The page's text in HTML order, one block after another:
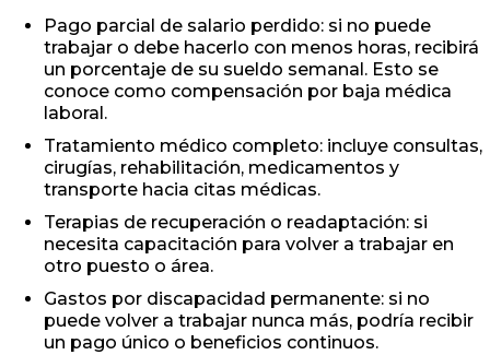
Pago parcial de salario perdido: si no puede
trabajar o debe hacerlo con menos horas, recibirá
un porcentaje de su sueldo semanal. Esto se
conoce como compensación por baja médica
laboral.
Tratamiento médico completo: incluye consultas,
cirugías, rehabilitación, medicamentos y
transporte hacia citas médicas.
Terapias de recuperación o readaptación: si
necesita capacitación para volver a trabajar en
otro puesto o área.
Gastos por discapacidad permanente: si no
puede volver a trabajar nunca más, podría recibir
un pago único o beneficios continuos.